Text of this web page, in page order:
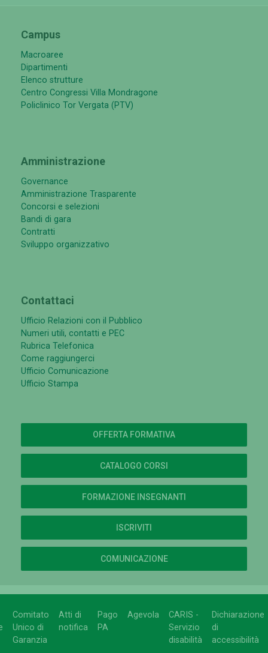
Campus
Macroaree
Dipartimenti
Elenco strutture
Centro Congressi Villa Mondragone
Policlinico Tor Vergata (PTV)
Amministrazione
Governance
Amministrazione Trasparente
Concorsi e selezioni
Bandi di gara
Contratti
Sviluppo organizzativo
Contattaci
Ufficio Relazioni con il Pubblico
Numeri utili, contatti e PEC
Rubrica Telefonica
Come raggiungerci
Ufficio Comunicazione
Ufficio Stampa
OFFERTA FORMATIVA
CATALOGO CORSI
FORMAZIONE INSEGNANTI
ISCRIVITI
COMUNICAZIONE
Comitato
Unico di
Garanzia
Atti di
notifica
Pago
PA
Agevola
CARIS -
Servizio
disabilità
Dichiarazione
di
accessibilità